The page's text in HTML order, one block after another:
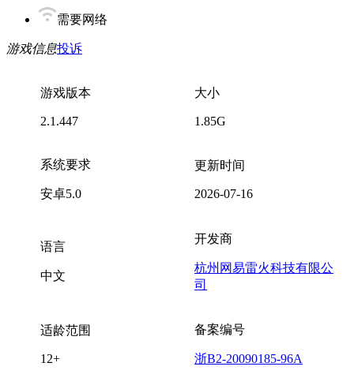
需要网络
游戏信息投诉
游戏版本
2.1.447
大小
1.85G
系统要求
安卓5.0
更新时间
2026-07-16
语言
中文
开发商
杭州网易雷火科技有限公
司
适龄范围
12+
备案编号
浙B2-20090185-96A